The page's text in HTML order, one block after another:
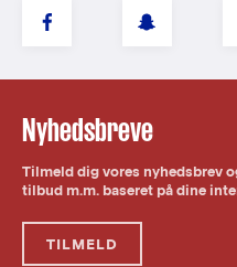
Nyhedsbreve
Tilmeld dig vores nyhedsbrev
tilbud m.m. baseret på dine
TILMELD